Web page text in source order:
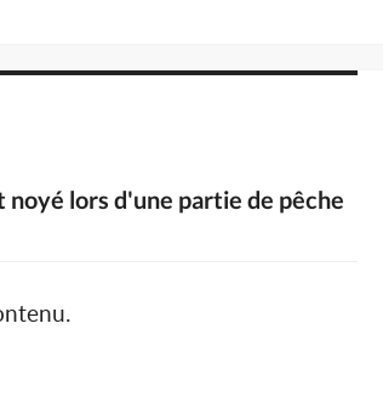
lors d'une partie de pêche